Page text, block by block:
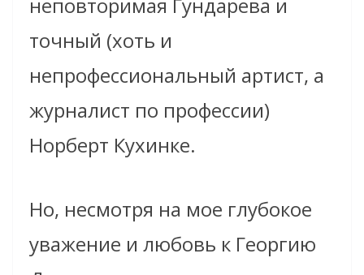
точный (хоть и
непрофессиональный артист, а
журналист по профессии)
Норберт Кухинке.
Но, несмотря на мое глубокое
уважение и любовь к Георгию